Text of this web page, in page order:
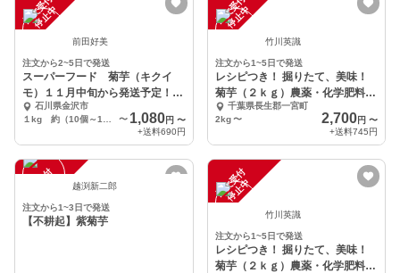
注
文
受
付
停
止
中
前田好美
注文から2~5日で発送
スーパーフード 菊芋（キクイ
モ）１１月中旬から発送予定！石
川県金沢市
石川県金沢市
〜 1,080円 〜
+送料690円
注
文
受
付
停
止
中
竹川英識
注文から1~5日で発送
レシピつき！ 掘りたて、美味！
菊芋（２ｋｇ）農薬・化学肥料不
使用千葉県長生郡一宮町
2kg 〜 2,700円 〜
+送料745円
注
文
受
付
停
止 越渕新二郎
注文から1~3日で発送
【不耕起】紫菊芋
注
文
受
付
停
止
中
竹川英識
注文から1~5日で発送
レシピつき！ 掘りたて、美味！
菊芋（２ｋｇ）農薬・化学肥料不